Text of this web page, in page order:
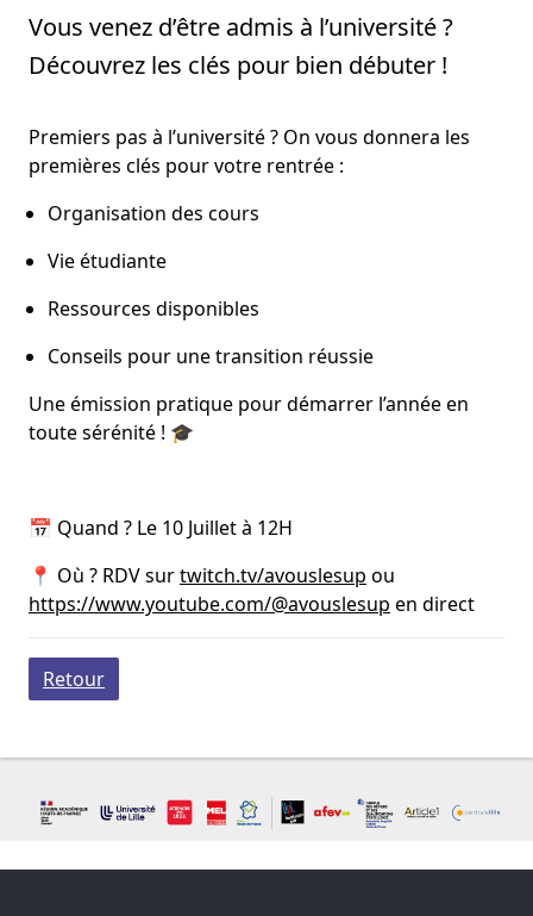
Vous venez d’être admis à l’université ?
Découvrez les clés pour bien débuter !
Premiers pas à l’université ? On vous donnera les
premières clés pour votre rentrée :
Organisation des cours
Vie étudiante
Ressources disponibles
Conseils pour une transition réussie
Une émission pratique pour démarrer l’année en
toute sérénité ! 🎓
📅 Quand ? Le 10 Juillet à 12H
📍 Où ? RDV surtwitch.tv/avouslesup ou
https://www.youtube.com/@avouslesup en direct
Retour